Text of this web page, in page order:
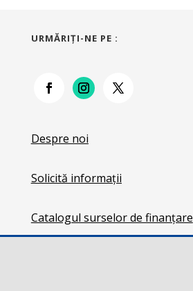
URMĂRIŢI-NE PE :
Despre noi
Solicită informații
Catalogul surselor de finanțare